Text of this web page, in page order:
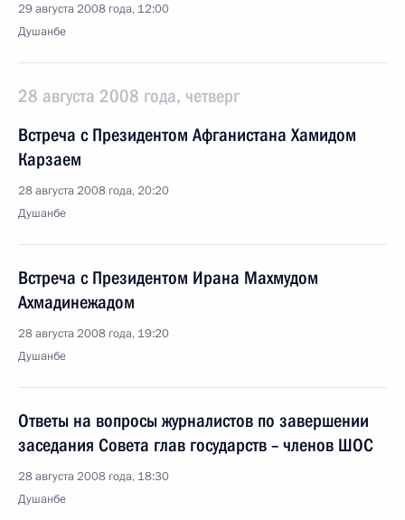
29 августа 2008 года, 12:00
Душанбе
28 августа 2008 года, четверг
Встреча с Президентом Афганистана Хамидом
Карзаем
28 августа 2008 года, 20:20
Душанбе
Встреча с Президентом Ирана Махмудом
Ахмадинежадом
28 августа 2008 года, 19:20
Душанбе
Ответы на вопросы журналистов по завершении
заседания Совета глав государств – членов ШОС
28 августа 2008 года, 18:30
Душанбе